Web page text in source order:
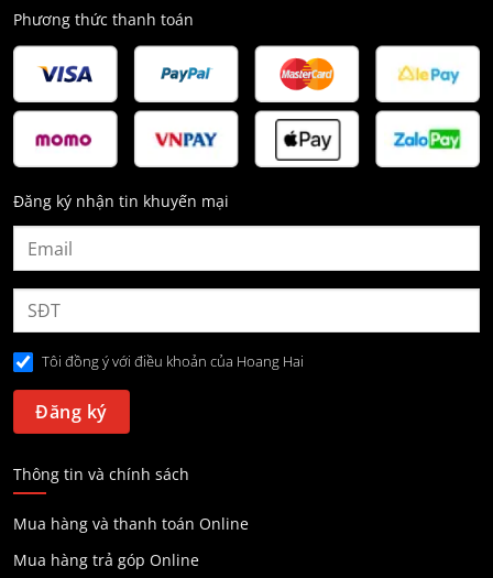
Phương thức thanh toán
Đăng ký nhận tin khuyến mại
Tôi đồng ý với điều khoản của Hoang Hai
Thông tin và chính sách
Mua hàng và thanh toán Online
Mua hàng trả góp Online